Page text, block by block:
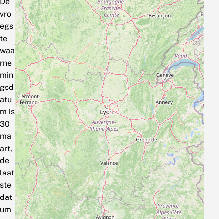
vro
egs
te
waa
rne
min
gsd
atu
m is
30
ma
art,
de
laat
ste
dat
um